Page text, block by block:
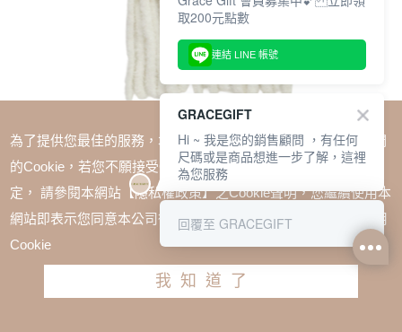
Wasabi Bear-粉芥末熊顆粒仿羊毛流蘇圍巾 白
為了提供您最佳的服務，本網站會在您的電腦中放置並取用我們
的Cookie，若您不願接受Cookie時應如何變更電腦的Cookie設
定， 請參閱本網站【隱私權政策】之Cookie聲明，您繼續使用本
網站即表示您同意本公司得按本網站使用條款之Cookie聲明使用
Cookie
我知道了
取200元點數
連結 LINE 帳號
GRACEGIFT
Hi ~ 我是您的銷售顧問 ，有任何
尺碼或是商品想進一步了解，這裡
為您服務
回覆至 GRACEGIFT